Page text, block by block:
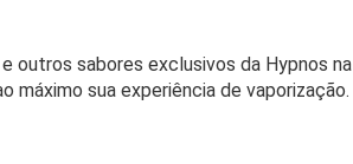
e outros sabores exclusivos da Hypnos na
máximo sua experiência de vaporização.